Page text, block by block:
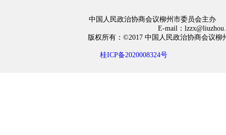
中国人民政治协商会议柳州市委员会主办
E-mail：
版权所有：©2017 中国人民政治协商会
桂ICP备2020008324号